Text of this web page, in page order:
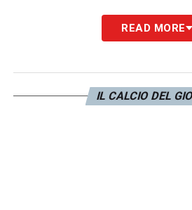
LA PLAYLIST DELLEREAD MORE
IL CALCIO DEL